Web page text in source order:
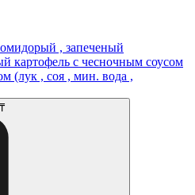
, запеченый
картофель с чесночным соусом
(лук , соя , мин. вода ,